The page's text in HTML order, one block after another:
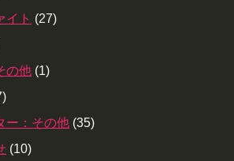
イト (27)
の他 (1)
ー：その他 (35)
(10)